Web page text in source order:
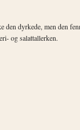
den dyrkede, men den
og salattallerken.